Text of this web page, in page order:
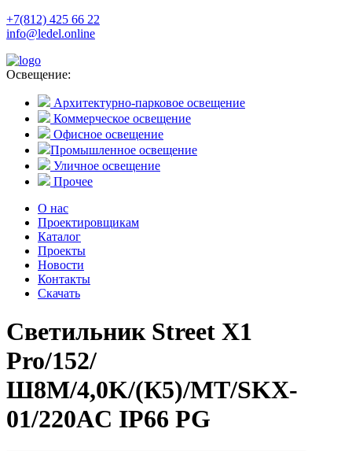
+7(812) 425 66 22
info@ledel.online
Освещение:
Архитектурно-парковое освещение
Коммерческое освещение
Офисное освещение
Промышленное освещение
Уличное освещение
Прочее
О нас
Проектировщикам
Каталог
Проекты
Новости
Контакты
Скачать
Светильник Street X1
Pro/152/
Ш8M/4,0K/(К5)/MT/SKX-
01/220AC IP66 PG